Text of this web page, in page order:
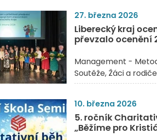
27. března 2026
Liberecký kraj
převzalo ocenění
Management -
Soutěže Žáci a
10. března 2026
5. ročník
„Běžíme pro